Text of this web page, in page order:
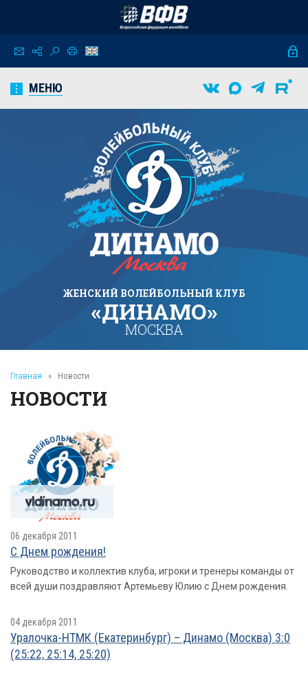
МЕНЮ
ЖЕНСКИЙ ВОЛЕЙБОЛЬНЫЙ КЛУБ
«ДИНАМО»
МОСКВА
Главная » Новости
НОВОСТИ
06 декабря 2011
С Днем рождения!
Руководство и коллектив клуба, игроки и тренеры команды от
всей души поздравляют Артемьеву Юлию с Днем рождения.
04 декабря 2011
Уралочка-НТМК (Екатеринбург) – Динамо (Москва) 3:0
(25:22, 25:14, 25:20)